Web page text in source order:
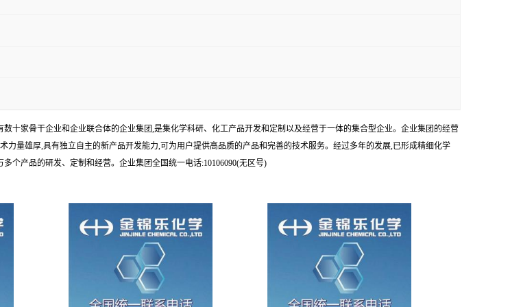
十家骨干企业和企业联合体的企业集团,是集化学科研、化工产品开发和定制以及经营于一体的集合型企业。企业集团的经营
量雄厚,具有独立自主的新产品开发能力,可为用户提供高品质的产品和完善的技术服务。经过多年的发展,已形成精细化学
个产品的研发、定制和经营。企业集团全国统一电话:10106090(无区号)